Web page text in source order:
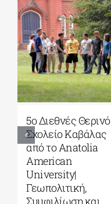
5ο Διεθνές Θερινό
Σχολείο Καβάλας
από το Αnatolia
American
University|
Γεωπολιτική,
Συμφιλίωση και